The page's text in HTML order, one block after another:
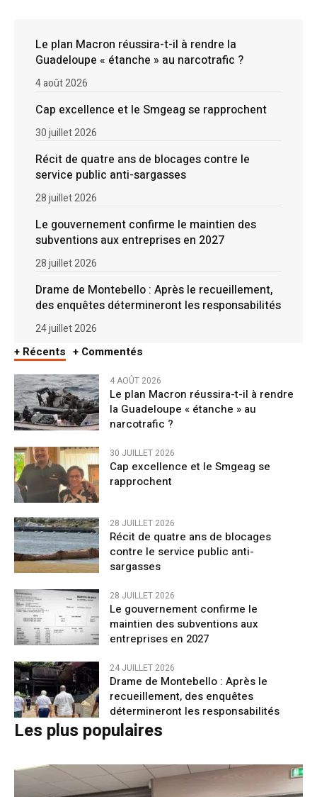
Le plan Macron réussira-t-il à rendre la
Guadeloupe « étanche » au narcotrafic ?
4 août 2026
Cap excellence et le Smgeag se rapprochent
30 juillet 2026
Récit de quatre ans de blocages contre le
service public anti-sargasses
28 juillet 2026
Le gouvernement confirme le maintien des
subventions aux entreprises en 2027
28 juillet 2026
Drame de Montebello : Après le recueillement,
des enquêtes détermineront les responsabilités
24 juillet 2026
+ Récents + Commentés
4 AOÛT 2026
Le plan Macron réussira-t-il à rendre
la Guadeloupe « étanche » au
narcotrafic ?
30 JUILLET 2026
Cap excellence et le Smgeag se
rapprochent
28 JUILLET 2026
Récit de quatre ans de blocages
contre le service public anti-
sargasses
28 JUILLET 2026
Le gouvernement confirme le
maintien des subventions aux
entreprises en 2027
24 JUILLET 2026
Drame de Montebello : Après le
recueillement, des enquêtes
détermineront les responsabilités
Les plus populaires